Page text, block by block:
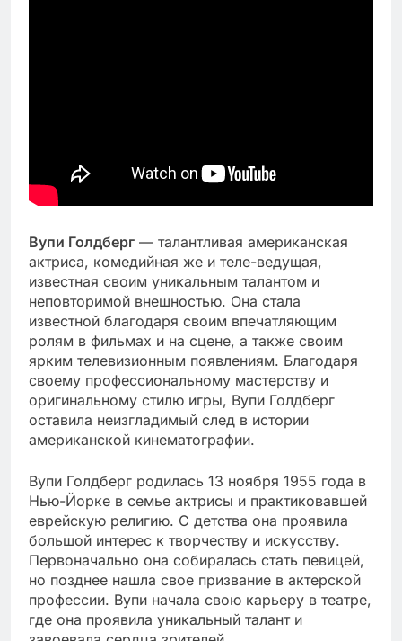
Вупи Голдберг — талантливая американская
актриса, комедийная же и теле-ведущая,
известная своим уникальным талантом и
неповторимой внешностью. Она стала
известной благодаря своим впечатляющим
ролям в фильмах и на сцене, а также своим
ярким телевизионным появлениям. Благодаря
своему профессиональному мастерству и
оригинальному стилю игры, Вупи Голдберг
оставила неизгладимый след в истории
американской кинематографии.
Вупи Голдберг родилась 13 ноября 1955 года в
Нью-Йорке в семье актрисы и практиковавшей
еврейскую религию. С детства она проявила
большой интерес к творчеству и искусству.
Первоначально она собиралась стать певицей,
но позднее нашла свое призвание в актерской
профессии. Вупи начала свою карьеру в театре,
где она проявила уникальный талант и